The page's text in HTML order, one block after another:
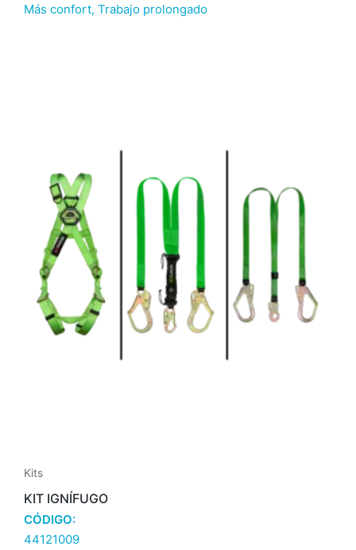
Más confort, Trabajo prolongado
Kits
KIT IGNÍFUGO
CÓDIGO:
44121009